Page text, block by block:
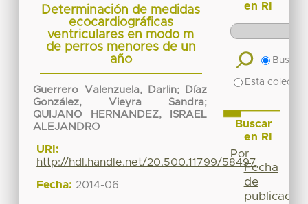
Determinación de medidas
ecocardiográficas
ventriculares en modo m
de perros menores de un
año
Guerrero Valenzuela, Darlin;
Díaz
González, Vieyra Sandra;
QUIJANO HERNANDEZ, ISRAEL
ALEJANDRO
URI:
http://hdl.handle.net/20.500.11799/58497
Fecha: 2014-06
en RI
Buscar
Esta
Buscar
en RI
Por
Fecha
de
publicación